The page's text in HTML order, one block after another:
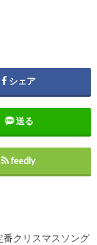
シェア
送る
feedly
クリスマスソング